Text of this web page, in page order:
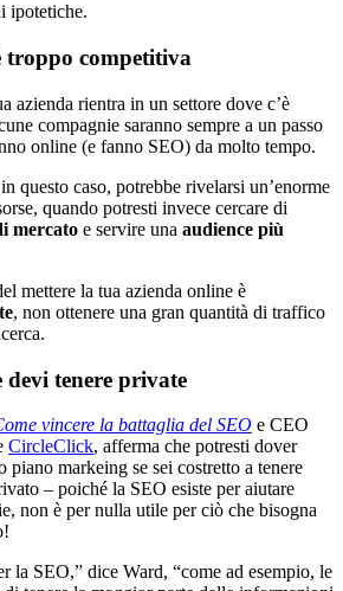
ipotetiche.
troppo competitiva
azienda rientra in un settore dove c’è
compagnie saranno sempre a un passo
online (e fanno SEO) da molto tempo.
questo caso, potrebbe rivelarsi un’enorme
quando potresti invece cercare di
mercato e servire una audience più
mettere la tua azienda online è
, non ottenere una gran quantità di traffico
devi tenere private
vincere la battaglia del SEO e CEO
CircleClick, afferma che potresti dover
piano markeing se sei costretto a tenere
– poiché la SEO esiste per aiutare
non è per nulla utile per ciò che bisogna
la SEO,” dice Ward, “come ad esempio, le